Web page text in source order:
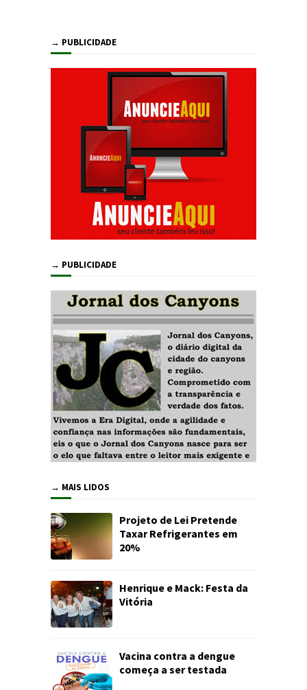
→ PUBLICIDADE
→ PUBLICIDADE
→ MAIS LIDOS
Projeto de Lei Pretende
Taxar Refrigerantes em
20%
Henrique e Mack: Festa da
Vitória
Vacina contra a dengue
começa a ser testada